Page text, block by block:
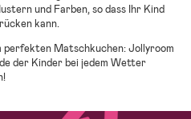
und Farben, so dass Ihr Kind
kann.
perfekten Matschkuchen: Jollyroom
der Kinder bei jedem Wetter